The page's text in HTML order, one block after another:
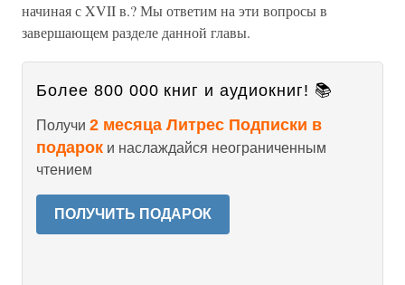
начиная с XVII в.? Мы ответим на эти вопросы в
завершающем разделе данной главы.
Более 800 000 книг и аудиокниг! 📚
Получи 2 месяца Литрес Подписки в
подарок и наслаждайся неограниченным
чтением
ПОЛУЧИТЬ ПОДАРОК